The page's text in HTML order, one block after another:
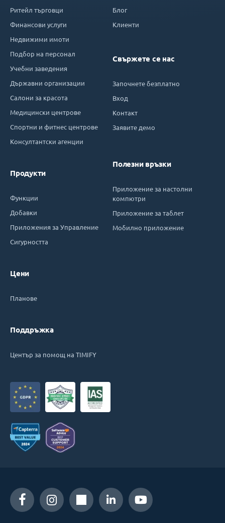
Ритейл търговци
Финансови услуги
Недвижими имоти
Подбор на персонал
Учебни заведения
Държавни организации
Салони за красота
Медицински центрове
Спортни и фитнес центрове
Консултантски агенции
Продукти
Функции
Добавки
Приложения за Управление
Сигурността
Цени
Планове
Поддръжка
Център за помощ на TIMIFY
Блог
Клиенти
Свържете се нас
Започнете безплатно
Вход
Контакт
Заявите демо
Полезни връзки
Приложение за настолни
компютри
Приложение за таблет
Мобилно приложение